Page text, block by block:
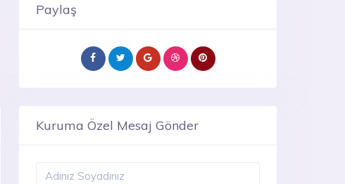
Paylaş
Kuruma Özel Mesaj Gönder